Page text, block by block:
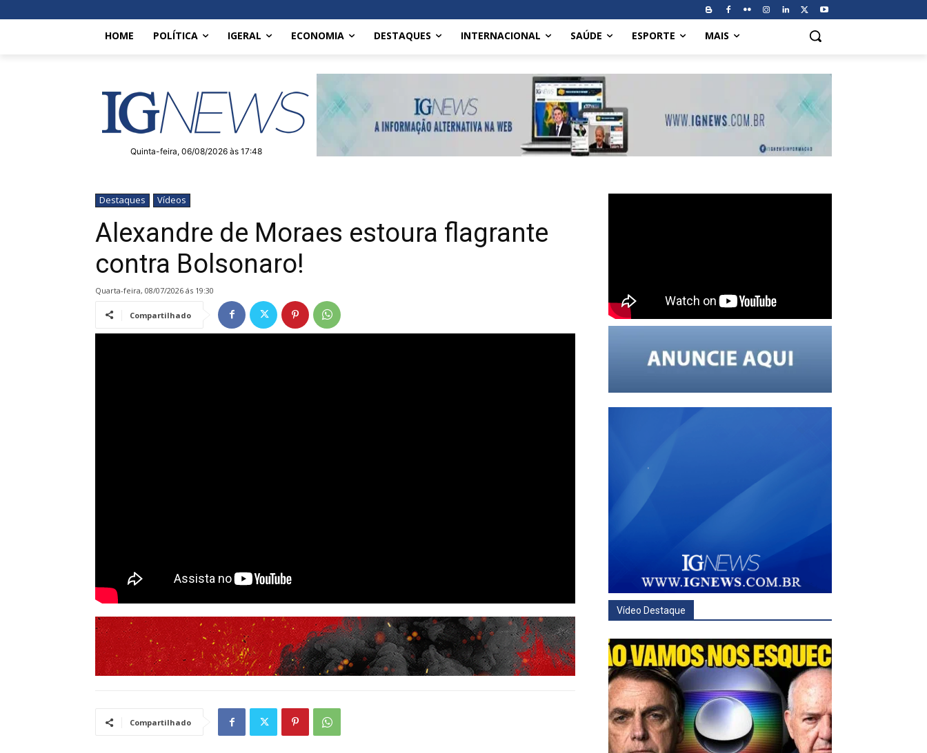
HOME POLÍTICA IGERAL ECONOMIA DESTAQUES INTERNACIONAL SAÚDE ESPORTE MAIS
Quinta-feira, 06/08/2026 às 17:48
Destaques Vídeos
Alexandre de Moraes estoura flagrante
contra Bolsonaro!
quarta-feira, 08/07/2026 ás 19:30
Compartilhado
Compartilhado
Vídeo Destaque